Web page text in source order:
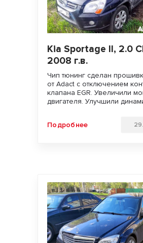
Kia Sportage II, 2.0
2008 г.в.
Чип тюнинг сделан
от Adact с отключением
клапана EGR. Увеличили мощность
двигателя. Улучшили динамику
Подробнее